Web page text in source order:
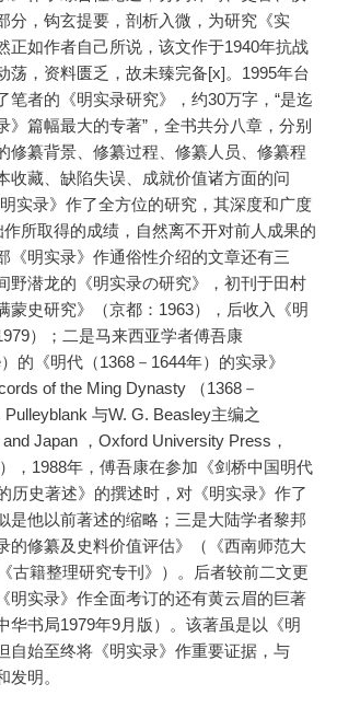
分，钩玄提要，剖析入微，为研究《实
正如作者自己所说，该文作于1940年抗战
荡，资料匮乏，故未臻完备[x]。1995年台
笔者的《明实录研究》，约30万字，“是迄
》篇幅最大的专著”，全书共分八章，分别
修纂背景、修纂过程、修纂人员、修纂程
收藏、缺陷失误、成就价值诸方面的问
实录》作了全方位的研究，其深度和广度
作所取得的成绩，自然离不开对前人成果的
《明实录》作通俗性介绍的文章还有三
野潜龙的《明实录の研究》，初刊于田村
蒙史研究》（京都：1963），后收入《明
）；二是马来西亚学者傅吾康
的《明代（1368－1644年）的实录》
of the Ming Dynasty （1368－
与W. G. Beasley主编之
Japan ，Oxford University Press，
，1988年，傅吾康在参加《剑桥中国明代
历史著述》的撰述时，对《明实录》作了
是他以前著述的缩略；三是大陆学者黎邦
的修纂及史料价值评估》（《西南师范大
古籍整理研究专刊》）。后者较前二文更
明实录》作全面考订的还有黄云眉的巨著
华书局1979年9月版）。该著虽是以《明
自始至终将《明实录》作重要证据，与
发明。